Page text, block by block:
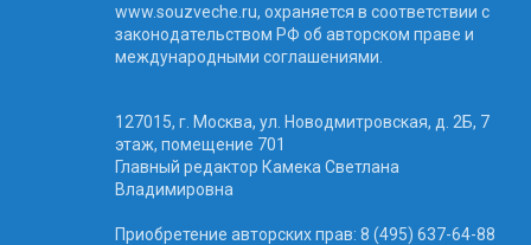
www.souzveche.ru, охраняется в соответствии с
законодательством РФ об авторском праве и
международными соглашениями.
127015, г. Москва, ул. Новодмитровская, д. 2Б, 7
этаж, помещение 701
Главный редактор Камека Светлана
Владимировна
Приобретение авторских прав: 8 (495) 637-64-88